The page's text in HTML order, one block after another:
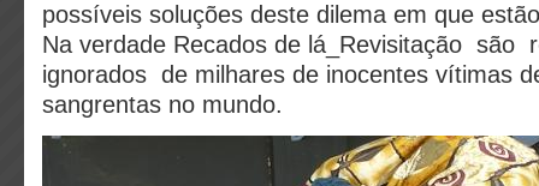
possíveis soluções deste dilema em que
Na verdade Recados de lá_Revisitação
ignorados de milhares de inocentes vítimas
sangrentas no mundo.